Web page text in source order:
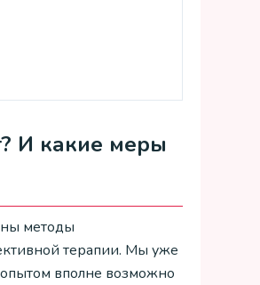
И какие меры
методы
терапии. Мы уже
вполне возможно